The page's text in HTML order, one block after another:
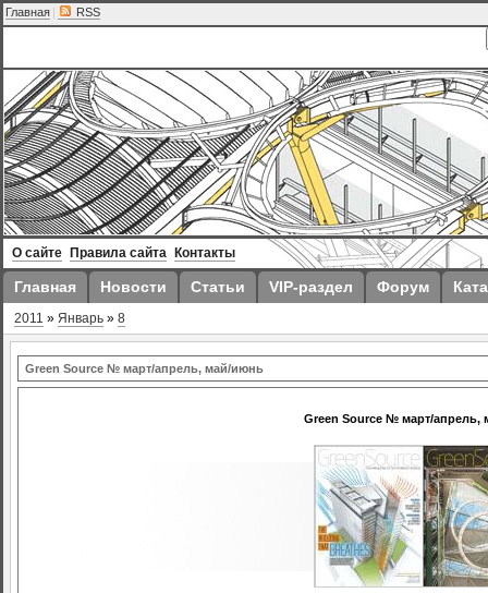
Главная | RSS
О сайте Правила сайта Контакты
Главная Новости Статьи VIP-раздел Форум
2011 » Январь » 8
Green Source № март/апрель, май/июнь
Green Source № март/апрель,